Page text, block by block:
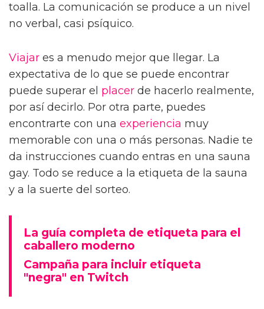
toalla. La comunicación se produce a un nivel
no verbal, casi psíquico.
Viajar es a menudo mejor que llegar. La
expectativa de lo que se puede encontrar
puede superar el placer de hacerlo realmente,
por así decirlo. Por otra parte, puedes
encontrarte con una experiencia muy
memorable con una o más personas. Nadie te
da instrucciones cuando entras en una sauna
gay. Todo se reduce a la etiqueta de la sauna
y a la suerte del sorteo.
La guía completa de etiqueta para el
caballero moderno
Campaña para incluir etiqueta
"negra" en Twitch